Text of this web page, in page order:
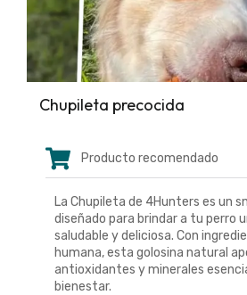
Chupileta precocida
Producto recomendado
La Chupileta de 4Hunters es un
diseñado para brindar a tu perro
saludable y deliciosa. Con
humana, esta golosina natural
antioxidantes y minerales
bienestar.